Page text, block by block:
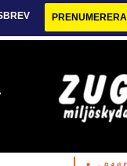
PRENUMERERA